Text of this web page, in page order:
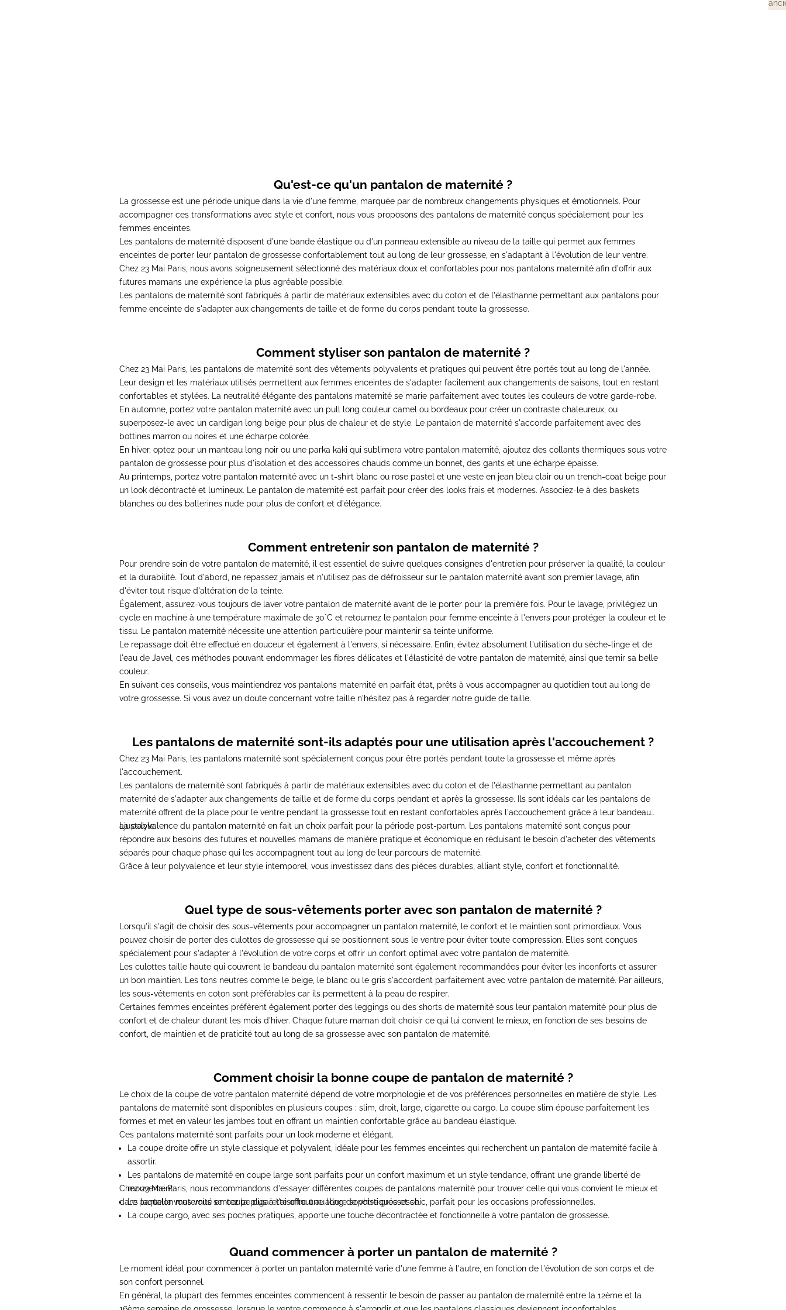
Qu'est-ce qu'un pantalon de maternité ?
La grossesse est une période unique dans la vie d'une femme, marquée par de nombreux changements physiques et émotionnels. Pour
accompagner ces transformations avec style et confort, nous vous proposons des pantalons de maternité conçus spécialement pour les
femmes enceintes.
Les pantalons de maternité disposent d'une bande élastique ou d'un panneau extensible au niveau de la taille qui permet aux femmes
enceintes de porter leur pantalon de grossesse confortablement tout au long de leur grossesse, en s'adaptant à l'évolution de leur ventre.
Chez 23 Mai Paris, nous avons soigneusement sélectionné des matériaux doux et confortables pour nos pantalons maternité afin d'offrir aux
futures mamans une expérience la plus agréable possible.
Les pantalons de maternité sont fabriqués à partir de matériaux extensibles avec du coton et de l'élasthanne permettant aux pantalons pour
femme enceinte de s'adapter aux changements de taille et de forme du corps pendant toute la grossesse.
Comment styliser son pantalon de maternité ?
Chez 23 Mai Paris, les pantalons de maternité sont des vêtements polyvalents et pratiques qui peuvent être portés tout au long de l'année.
Leur design et les matériaux utilisés permettent aux femmes enceintes de s'adapter facilement aux changements de saisons, tout en restant
confortables et stylées. La neutralité élégante des pantalons maternité se marie parfaitement avec toutes les couleurs de votre garde-robe.
En automne, portez votre pantalon maternité avec un pull long couleur camel ou bordeaux pour créer un contraste chaleureux, ou
superposez-le avec un cardigan long beige pour plus de chaleur et de style. Le pantalon de maternité s'accorde parfaitement avec des
bottines marron ou noires et une écharpe colorée.
En hiver, optez pour un manteau long noir ou une parka kaki qui sublimera votre pantalon maternité , ajoutez des collants thermiques sous votre
pantalon de grossesse pour plus d'isolation et des accessoires chauds comme un bonnet, des gants et une écharpe épaisse.
Au printemps, portez votre pantalon maternité avec un t-shirt blanc ou rose pastel et une veste en jean bleu clair ou un trench-coat beige pour
un look décontracté et lumineux. Le pantalon de maternité est parfait pour créer des looks frais et modernes. Associez-le à des baskets
blanches ou des ballerines nude pour plus de confort et d'élégance.
Comment entretenir son pantalon de maternité ?
Pour prendre soin de votre pantalon de maternité , il est essentiel de suivre quelques consignes d'entretien pour préserver la qualité, la couleur
et la durabilité. Tout d'abord, ne repassez jamais et n'utilisez pas de défroisseur sur le pantalon maternité avant son premier lavage, afin
d'éviter tout risque d'altération de la teinte.
Également, assurez-vous toujours de laver votre pantalon de maternité avant de le porter pour la première fois. Pour le lavage, privilégiez un
cycle en machine à une température maximale de 30°C et retournez le pantalon pour femme enceinte à l'envers pour protéger la couleur et le
tissu. Le pantalon maternité nécessite une attention particulière pour maintenir sa teinte uniforme.
Le repassage doit être effectué en douceur et également à l'envers, si nécessaire. Enfin, évitez absolument l'utilisation du sèche-linge et de
l'eau de Javel, ces méthodes pouvant endommager les fibres délicates et l'élasticité de votre pantalon de maternité , ainsi que ternir sa belle
couleur.
En suivant ces conseils, vous maintiendrez vos pantalons maternité en parfait état, prêts à vous accompagner au quotidien tout au long de
votre grossesse. Si vous avez un doute concernant votre taille n'hésitez pas à regarder notre guide de taille.
Les pantalons de maternité sont-ils adaptés pour une utilisation après l'accouchement ?
Chez 23 Mai Paris, les pantalons maternité sont spécialement conçus pour être portés pendant toute la grossesse et même après
l'accouchement.
Les pantalons de maternité sont fabriqués à partir de matériaux extensibles avec du coton et de l'élasthanne permettant au pantalon
maternité de s'adapter aux changements de taille et de forme du corps pendant et après la grossesse. Ils sont idéals car les pantalons de
maternité offrent de la place pour le ventre pendant la grossesse tout en restant confortables après l'accouchement grâce à leur bandeau
ajustable.
La polyvalence du pantalon maternité en fait un choix parfait pour la période post-partum. Les pantalons maternité sont conçus pour
répondre aux besoins des futures et nouvelles mamans de manière pratique et économique en réduisant le besoin d'acheter des vêtements
séparés pour chaque phase qui les accompagnent tout au long de leur parcours de maternité.
Grâce à leur polyvalence et leur style intemporel, vous investissez dans des pièces durables, alliant style, confort et fonctionnalité.
Quel type de sous-vêtements porter avec son pantalon de maternité ?
Lorsqu'il s'agit de choisir des sous-vêtements pour accompagner un pantalon maternité , le confort et le maintien sont primordiaux. Vous
pouvez choisir de porter des culottes de grossesse qui se positionnent sous le ventre pour éviter toute compression. Elles sont conçues
spécialement pour s'adapter à l'évolution de votre corps et offrir un confort optimal avec votre pantalon de maternité.
Les culottes taille haute qui couvrent le bandeau du pantalon maternité sont également recommandées pour éviter les inconforts et assurer
un bon maintien. Les tons neutres comme le beige, le blanc ou le gris s'accordent parfaitement avec votre pantalon de maternité. Par ailleurs,
les sous-vêtements en coton sont préférables car ils permettent à la peau de respirer.
Certaines femmes enceintes préfèrent également porter des leggings ou des shorts de maternité sous leur pantalon maternité pour plus de
confort et de chaleur durant les mois d'hiver. Chaque future maman doit choisir ce qui lui convient le mieux, en fonction de ses besoins de
confort, de maintien et de praticité tout au long de sa grossesse avec son pantalon de maternité.
Comment choisir la bonne coupe de pantalon de maternité ?
Le choix de la coupe de votre pantalon maternité dépend de votre morphologie et de vos préférences personnelles en matière de style. Les
pantalons de maternité sont disponibles en plusieurs coupes : slim, droit, large, cigarette ou cargo. La coupe slim épouse parfaitement les
formes et met en valeur les jambes tout en offrant un maintien confortable grâce au bandeau élastique.
Ces pantalons maternité sont parfaits pour un look moderne et élégant.
La coupe droite offre un style classique et polyvalent, idéale pour les femmes enceintes qui recherchent un pantalon de maternité facile à
assortir.
Les pantalons de maternité en coupe large sont parfaits pour un confort maximum et un style tendance, offrant une grande liberté de
mouvement.
Lepantalon maternitéen coupe cigarette offre une allure sophistiquée et chic, parfait pour les occasions professionnelles.
La coupe cargo, avec ses poches pratiques, apporte une touche décontractée et fonctionnelle à votre pantalon de grossesse.
Chez 23 Mai Paris, nous recommandons d'essayer différentes coupes de pantalons maternité pour trouver celle qui vous convient le mieux et
dans laquelle vous vous sentez la plus à l'aise tout au long de votre grossesse.
Quand commencer à porter un pantalon de maternité ?
Le moment idéal pour commencer à porter un pantalon maternité varie d'une femme à l'autre, en fonction de l'évolution de son corps et de
son confort personnel.
En général, la plupart des femmes enceintes commencent à ressentir le besoin de passer au pantalon de maternité entre la 12ème et la